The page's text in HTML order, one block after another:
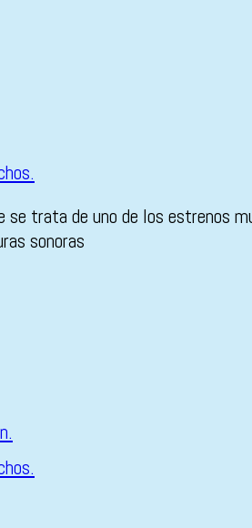
se trata de uno de los
sonoras